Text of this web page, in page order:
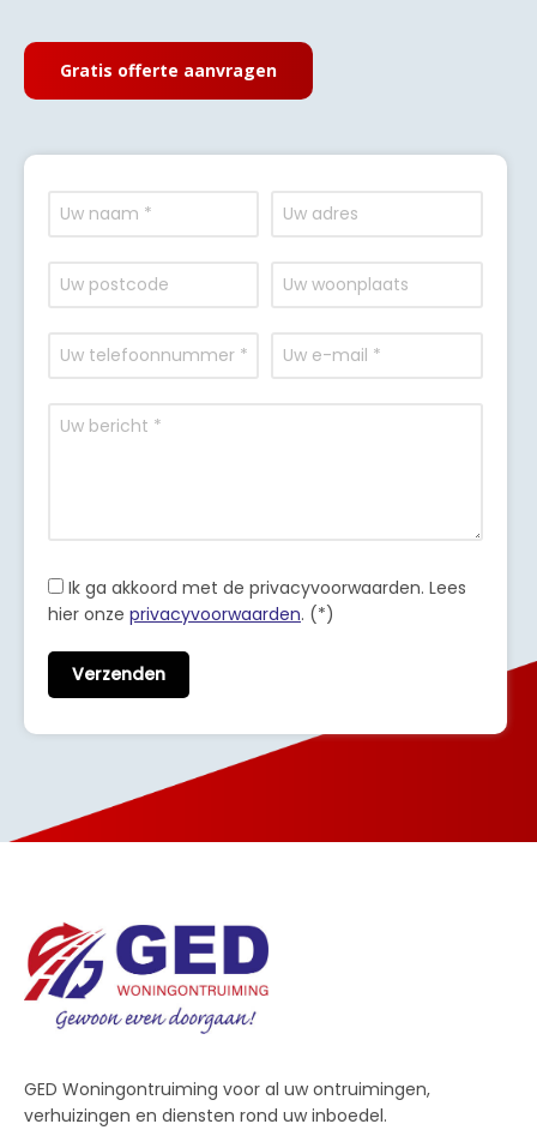
Gratis offerte aanvragen
Ik ga akkoord met de privacyvoorwaarden. Lees
hier onze privacyvoorwaarden. (*)
GED Woningontruiming voor al uw ontruimingen,
verhuizingen en diensten rond uw inboedel.